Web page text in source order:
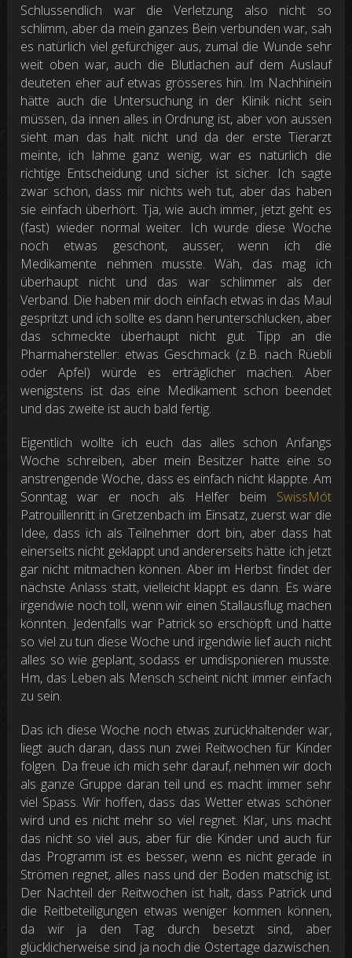
Schlussendlich war die Verletzung also nicht so
schlimm, aber da mein ganzes Bein verbunden war, sah
es natürlich viel gefürchiger aus, zumal die Wunde sehr
weit oben war, auch die Blutlachen auf dem Auslauf
deuteten eher auf etwas grösseres hin. Im Nachhinein
hätte auch die Untersuchung in der Klinik nicht sein
müssen, da innen alles in Ordnung ist, aber von aussen
sieht man das halt nicht und da der erste Tierarzt
meinte, ich lahme ganz wenig, war es natürlich die
richtige Entscheidung und sicher ist sicher. Ich sagte
zwar schon, dass mir nichts weh tut, aber das haben
sie einfach überhört. Tja, wie auch immer, jetzt geht es
(fast) wieder normal weiter. Ich wurde diese Woche
noch etwas geschont, ausser, wenn ich die
Medikamente nehmen musste. Wäh, das mag ich
überhaupt nicht und das war schlimmer als der
Verband. Die haben mir doch einfach etwas in das Maul
gespritzt und ich sollte es dann herunterschlucken, aber
das schmeckte überhaupt nicht gut. Tipp an die
Pharmahersteller: etwas Geschmack (z.B. nach Rüebli
oder Apfel) würde es erträglicher machen. Aber
wenigstens ist das eine Medikament schon beendet
und das zweite ist auch bald fertig.
Eigentlich wollte ich euch das alles schon Anfangs
Woche schreiben, aber mein Besitzer hatte eine so
anstrengende Woche, dass es einfach nicht klappte. Am
Sonntag war er noch als Helfer beim SwissMót
Patrouillenritt in Gretzenbach im Einsatz, zuerst war die
Idee, dass ich als Teilnehmer dort bin, aber dass hat
einerseits nicht geklappt und andererseits hätte ich jetzt
gar nicht mitmachen können. Aber im Herbst findet der
nächste Anlass statt, vielleicht klappt es dann. Es wäre
irgendwie noch toll, wenn wir einen Stallausflug machen
könnten. Jedenfalls war Patrick so erschöpft und hatte
so viel zu tun diese Woche und irgendwie lief auch nicht
alles so wie geplant, sodass er umdisponieren musste.
Hm, das Leben als Mensch scheint nicht immer einfach
zu sein.
Das ich diese Woche noch etwas zurückhaltender war,
liegt auch daran, dass nun zwei Reitwochen für Kinder
folgen. Da freue ich mich sehr darauf, nehmen wir doch
als ganze Gruppe daran teil und es macht immer sehr
viel Spass. Wir hoffen, dass das Wetter etwas schöner
wird und es nicht mehr so viel regnet. Klar, uns macht
das nicht so viel aus, aber für die Kinder und auch für
das Programm ist es besser, wenn es nicht gerade in
Strömen regnet, alles nass und der Boden matschig ist.
Der Nachteil der Reitwochen ist halt, dass Patrick und
die Reitbeteiligungen etwas weniger kommen können,
da wir ja den Tag durch besetzt sind, aber
glücklicherweise sind ja noch die Ostertage dazwischen.